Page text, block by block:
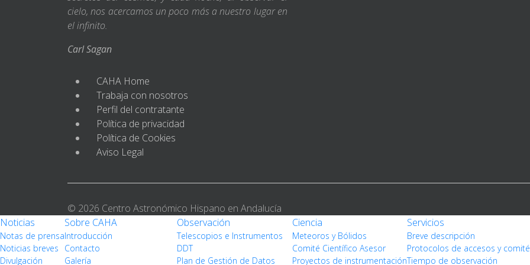
cielo, nos acercamos un poco más a nuestro lugar en
el infinito.
Carl Sagan
CAHA Home
Trabaja con nosotros
Perfil del contratante
Política de privacidad
Política de Cookies
Aviso Legal
© 2026 Centro Astronómico Hispano en Andalucía
Noticias
Notas de prensa
Noticias breves
Divulgación
Sobre CAHA
Introducción
Contacto
Galería
Observación
Telescopios e Instrumentos
DDT
Plan de Gestión de Datos
Ciencia
Meteoros y Bólidos
Comité Científico Asesor
Proyectos de instrumentación
Servicios
Breve descripción
Protocolos de accesos y
Tiempo de observación